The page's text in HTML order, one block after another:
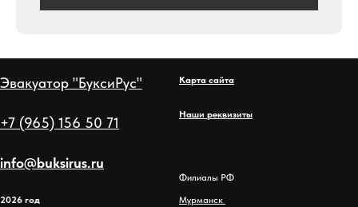
Эвакуатор "БуксиРус"
+7 (965) 156 50 71
info@buksirus.ru
2026 год
Карта сайта
Наши реквизиты
Филиалы РФ
Мурманск